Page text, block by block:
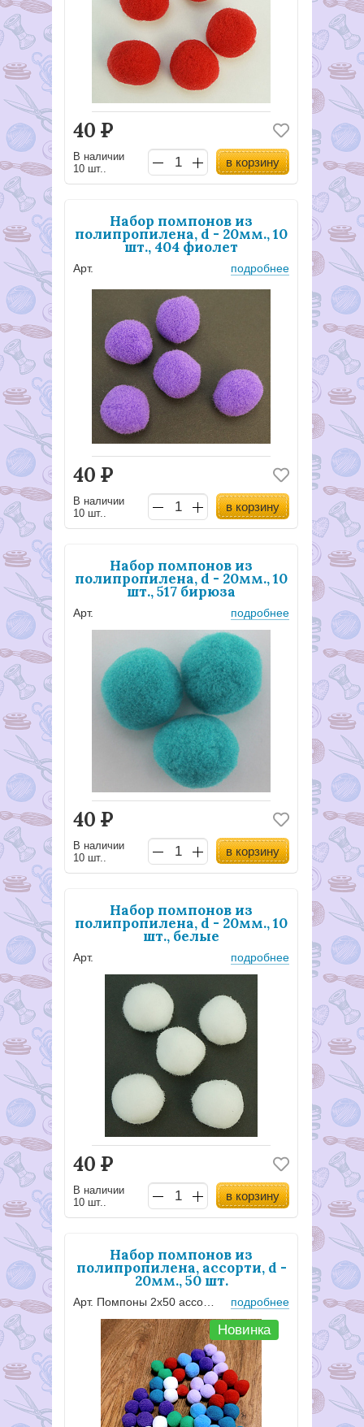
40 Р
В наличии
10 шт..
в корзину
Набор помпонов из
полипропилена, d - 20мм., 10
шт., 404 фиолет
Арт. подробнее
40 Р
В наличии
10 шт..
в корзину
Набор помпонов из
полипропилена, d - 20мм., 10
шт., 517 бирюза
Арт. подробнее
40 Р
В наличии
10 шт..
в корзину
Набор помпонов из
полипропилена, d - 20мм., 10
шт., белые
Арт. подробнее
40 Р
В наличии
10 шт..
в корзину
Набор помпонов из
полипропилена, ассорти, d -
20мм., 50 шт.
подробнее
Новинка